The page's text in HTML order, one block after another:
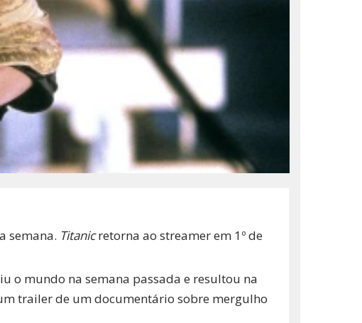
semana. Titanicretorna ao streamer em 1º de
o mundo na semana passada e resultou na
trailer de um documentário sobre mergulho